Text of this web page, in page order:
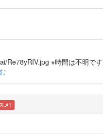
※時間は不明で
メ!